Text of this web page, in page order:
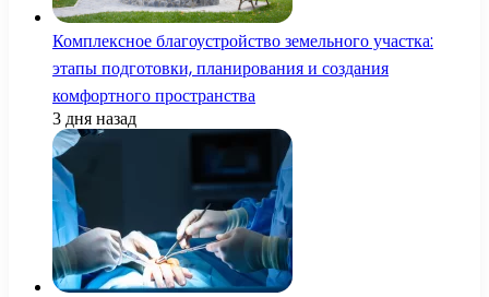
Комплексное благоустройство земельного участка:
этапы подготовки, планирования и создания
комфортного пространства
3 дня назад